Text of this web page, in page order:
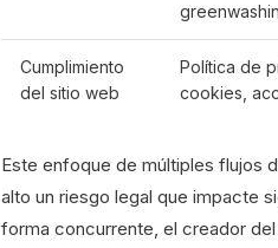
Cumplimiento
del sitio web
Política de
cookies,
Este enfoque de múltiples flujos
alto un riesgo legal que impacte
forma concurrente, el creador